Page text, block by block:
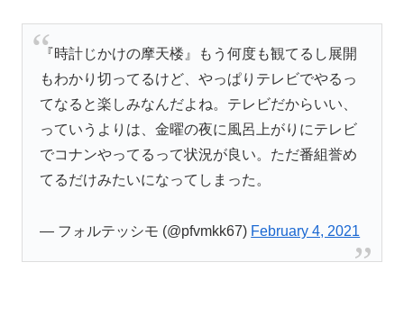
『時計じかけの摩天楼』もう何度も観てるし展開
もわかり切ってるけど、やっぱりテレビでやるっ
てなると楽しみなんだよね。テレビだからいい、
っていうよりは、金曜の夜に風呂上がりにテレビ
でコナンやってるって状況が良い。ただ番組誉め
てるだけみたいになってしまった。
— フォルテッシモ (@pfvmkk67) February 4, 2021